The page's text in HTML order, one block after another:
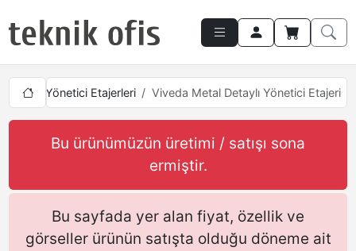
Yönetici Etajerleri Viveda Metal Detaylı Yönetici Etajeri
Bu ürünümüzün üretimi / satışı sona
ermiştir.
Bu sayfada yer alan fiyat, özellik ve
görseller ürünün satışta olduğu döneme ait